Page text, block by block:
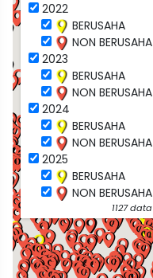
2022
BERUSAHA
NON BERUSAHA
2023
BERUSAHA
NON BERUSAHA
2024
BERUSAHA
NON BERUSAHA
2025
BERUSAHA
NON BERUSAHA
1127 data